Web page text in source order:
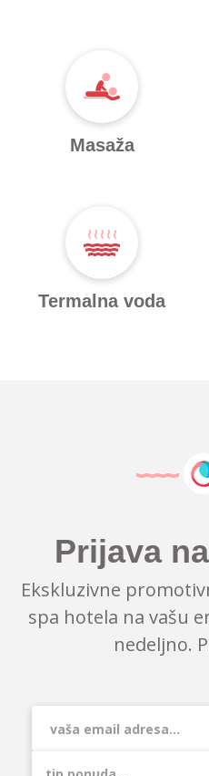
Masaža
Termalna voda
Prijava
Ekskluzivne
spa hotela na vašu
nedeljno.